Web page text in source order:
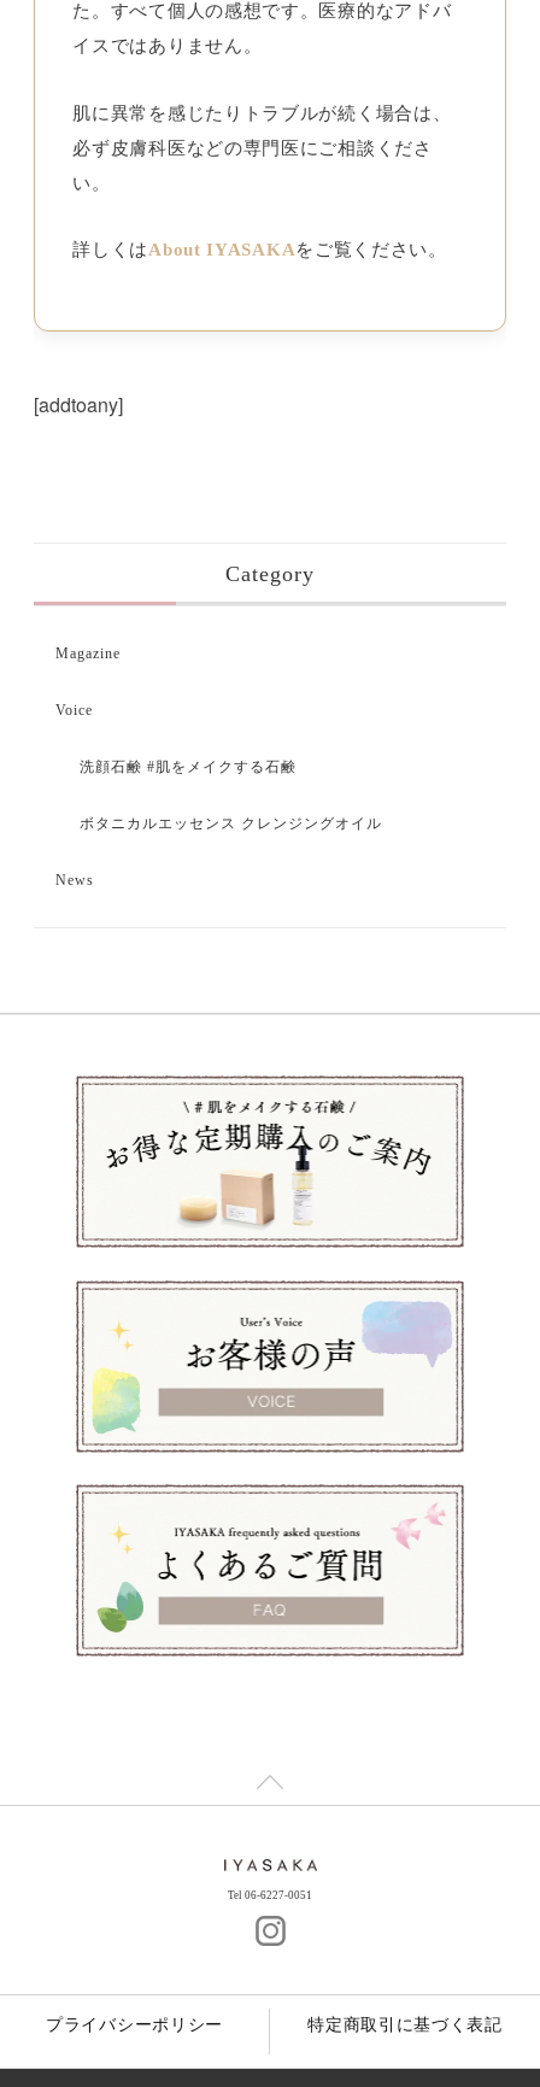
た。すべて個人の感想です。医療的なアドバ
イスではありません。
肌に異常を感じたりトラブルが続く場合は、
必ず皮膚科医などの専門医にご相談くださ
い。
詳しくはAbout IYASAKAをご覧ください。
[addtoany]
Category
Magazine
Voice
洗顔石鹸 #肌をメイクする石鹸
ボタニカルエッセンス クレンジングオイル
News
Tel 06-6227-0051
プライバシーポリシー 特定商取引に基づく表記